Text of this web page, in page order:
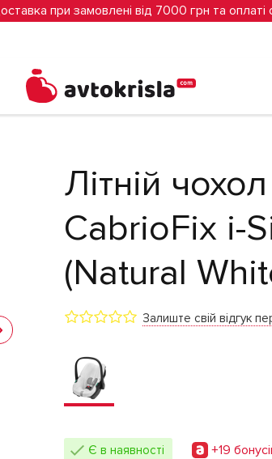
при замовлені від 7000 грн та оплаті
Літній
CabrioFix i-
(Natural
Залиште свій відгук
Є в наявності +19